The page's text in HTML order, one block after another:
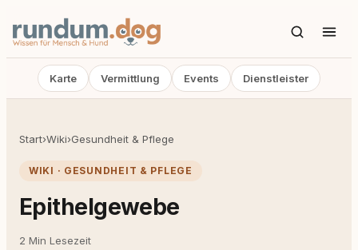
Karte Vermittlung Events Dienstleister
Start›Wiki›Gesundheit & Pflege
WIKI · GESUNDHEIT & PFLEGE
Epithelgewebe
2 Min Lesezeit